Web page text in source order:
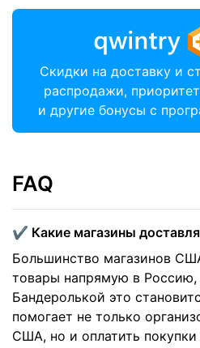
Скидки на доставку и
распродажи,
и другие бонусы с
FAQ
✔️ Какие магазины
Большинство магазинов
товары напрямую в Россию,
Бандеролькой это
помогает не только
США, но и оплатить